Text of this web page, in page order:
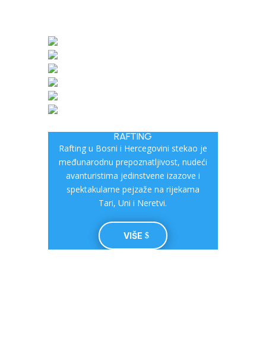
RAFTING
Rafting u Bosni i Hercegovini stekao je
međunarodnu prepoznatljivost, nudeći
avanturistima jedinstvene izazove i
spektakularne pejzaže na rijekama
Tari, Uni i Neretvi.
VIŠE